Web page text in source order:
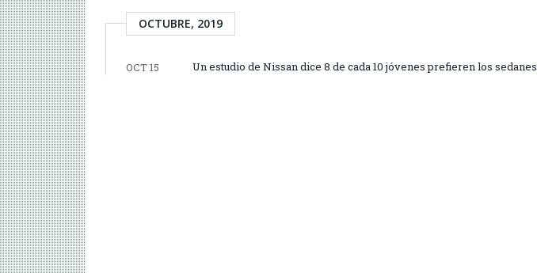
OCTUBRE, 2019
OCT 15 Un estudio de Nissan dice 8 de cada 10 jóvenes prefieren los sedanes